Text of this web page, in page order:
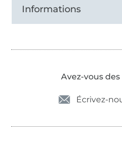
Informations
Avez-vous
Écrivez-